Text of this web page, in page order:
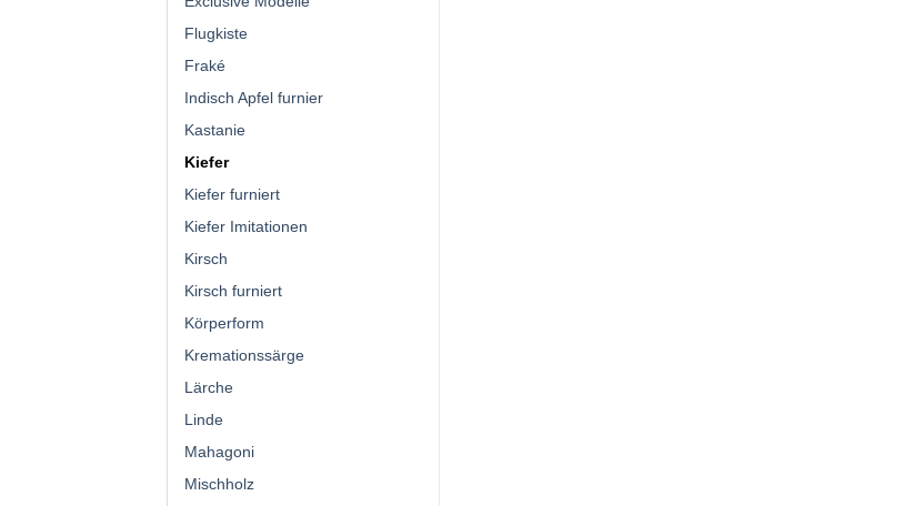
Flugkiste
Fraké
Indisch Apfel furnier
Kastanie
Kiefer
Kiefer furniert
Kiefer Imitationen
Kirsch
Kirsch furniert
Körperform
Kremationssärge
Lärche
Linde
Mahagoni
Mischholz